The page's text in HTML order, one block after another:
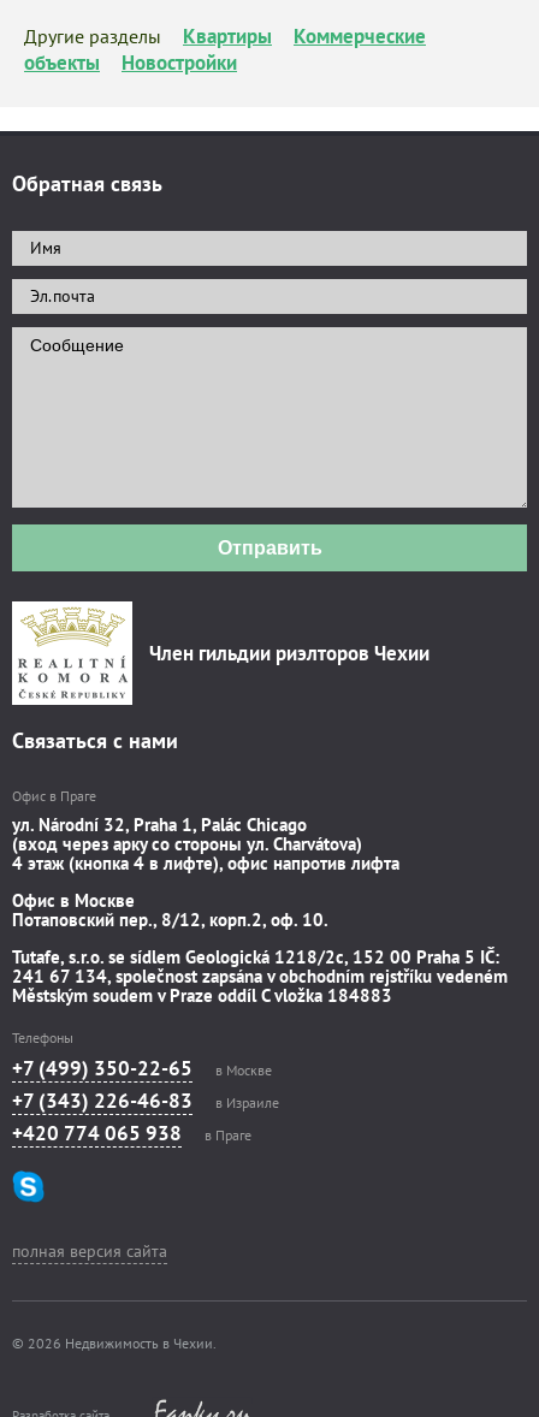
Другие разделы Квартиры
Коммерческие
объекты
Новостройки
Обратная связь
Отправить
Член гильдии риэлторов Чехии
Связаться с нами
Офис в Праге
ул. Národní 32, Praha 1, Palác Chicago
(вход через арку со стороны ул. Charvátova)
4 этаж (кнопка 4 в лифте), офис напротив лифта
Офис в Москве
Потаповский пер., 8/12, корп.2, оф. 10.
Tutafe, s.r.o. se sídlem Geologická 1218/2c, 152 00 Praha 5 IČ:
241 67 134, společnost zapsána v obchodním rejstříku vedeném
Městským soudem v Praze oddíl C vložka 184883
Телефоны
+7 (499) 350-22-65 в Москве
+7 (343) 226-46-83 в Израиле
+420 774 065 938 в Праге
полная версия сайта
© 2026 Недвижимость в Чехии.